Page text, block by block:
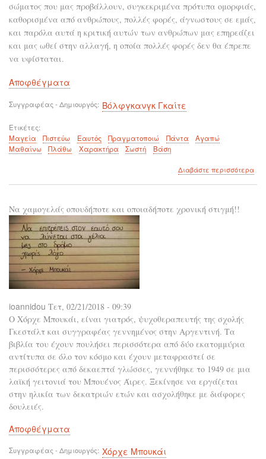
σώματος που μας προβάλλουν, συγκεκριμένα πρότυπα ομορφιάς,
καθορισμένα από ανθρώπους, πολλές φορές, άγνωστους σε εμάς,
και παρόλα αυτά η κριτική αυτών των ανθρώπων μας επηρεάζει
και μας ωθεί στην αλλαγή, η οποία πολλές φορές δεν θα έπρεπε
να υφίσταται.
Αποφθέγματα
Συγγραφέας - Δημιουργός Βόλφγκανγκ Γκαίτε
Ετικέτες
Μαγεία
Πιστεύω Εαυτός Πραγματοποιώ Πάντα
Αγαπώ
Μαθαίνω
Πλάθω Χαρακτήρα Σωστή Βάση
Διαβάστε περισσότεραγια
Να χαμογελάς οπουδήποτε και οποιαδήποτε χρονική στιγμή!!
ioannidou Τετ, 02/21/2018 - 09:39
Ο Χόρχε Μπουκάι, είναι γιατρός, ψυχοθεραπευτής της σχολής
Γκεστάλτ και συγγραφέας γεννημένος στην Αργεντινή. Τα
βιβλία του έχουν πουλήσει περισσότερα από δύο εκατομμύρια
αντίτυπα σε όλο τον κόσμο και έχουν μεταφραστεί σε
περισσότερες από δεκαεπτά γλώσσες, γεννήθηκε το 1949 σε μια
λαϊκή γειτονιά του Μπουένος Άιρες. Ξεκίνησε να εργάζεται
στην ηλικία των δεκατριών ετών και ασχολήθηκε με διάφορες
δουλειές.
Αποφθέγματα
Συγγραφέας - Δημιουργός Χόρχε Μπουκάι